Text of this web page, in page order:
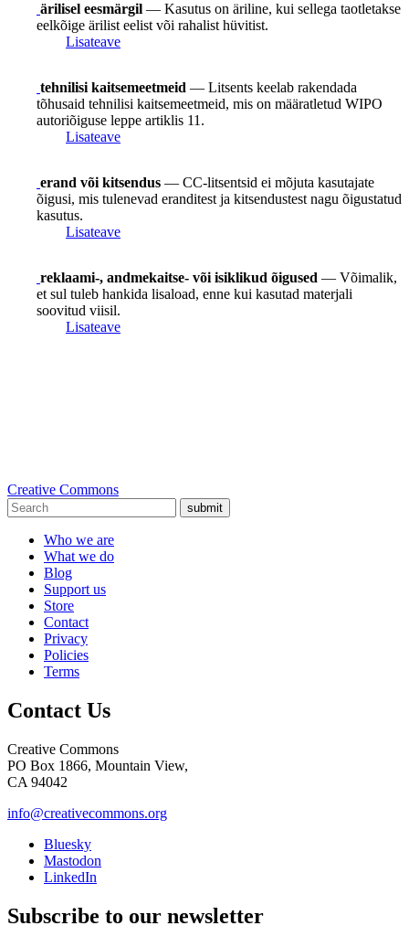
ärilisel eesmärgil — Kasutus on äriline, kui sellega taotletakse
eelkõige ärilist eelist või rahalist hüvitist.
Lisateave
tehnilisi kaitsemeetmeid — Litsents keelab rakendada
tõhusaid tehnilisi kaitsemeetmeid, mis on määratletud WIPO
autoriõiguse leppe artiklis 11.
Lisateave
erand või kitsendus — CC-litsentsid ei mõjuta kasutajate
õigusi, mis tulenevad eranditest ja kitsendustest nagu õigustatud
kasutus.
Lisateave
reklaami-, andmekaitse- või isiklikud õigused — Võimalik,
et sul tuleb hankida lisaload, enne kui kasutad materjali
soovitud viisil.
Lisateave
Creative Commons
submit
Who we are
What we do
Blog
Support us
Store
Contact
Privacy
Policies
Terms
Contact Us
Creative Commons
PO Box 1866, Mountain View,
CA 94042
info@creativecommons.org
Bluesky
Mastodon
LinkedIn
Subscribe to our newsletter